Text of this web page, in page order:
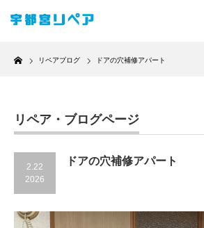
Home
リペアブログ ドアの穴補修アパート
リペア・ブログページ
2.22
2026
ドアの穴補修アパート